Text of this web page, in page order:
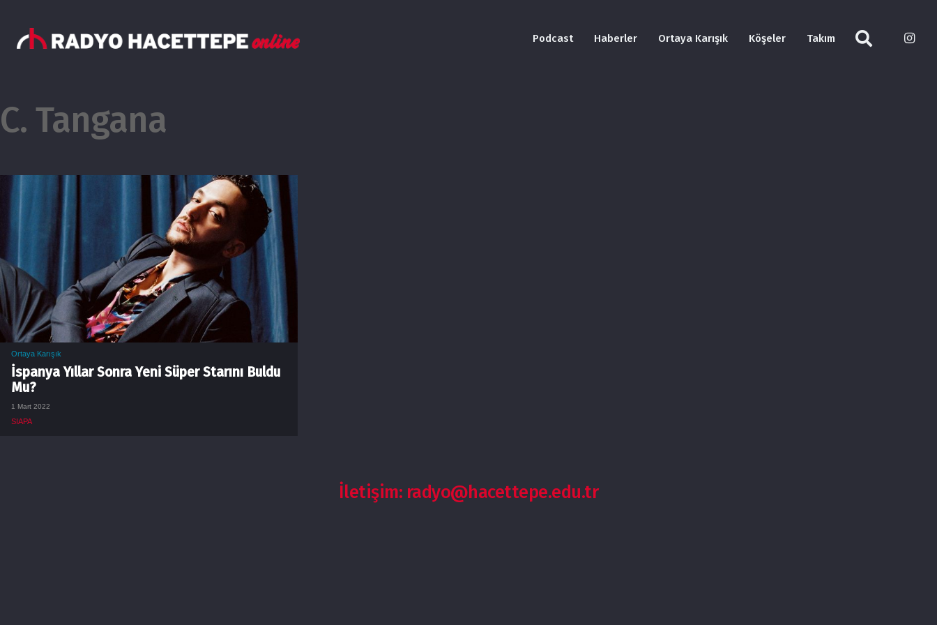
Podcast Haberler Ortaya Karışık Köşeler Takım
C. Tangana
Ortaya Karışık
İspanya Yıllar Sonra Yeni Süper Starını Buldu
Mu?
1 Mart 2022
SIAPA
İletişim: radyo@hacettepe.edu.tr